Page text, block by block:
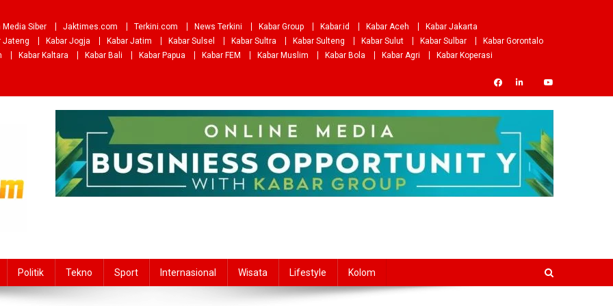
Media Siber Jaktimes.com Terkini.com News Terkini Kabar Group Kabar.id Kabar Aceh
Kabar Jakarta
Jateng Kabar Jogja Kabar Jatim Kabar Sulsel Kabar Sultra Kabar Sulteng Kabar Sulut Kabar Sulbar
Kabar Gorontalo
Kabar Kaltara Kabar Bali Kabar Papua Kabar FEM Kabar Muslim Kabar Bola Kabar Agri
Kabar Koperasi
Politik Tekno Sport Internasional Wisata Lifestyle Kolom